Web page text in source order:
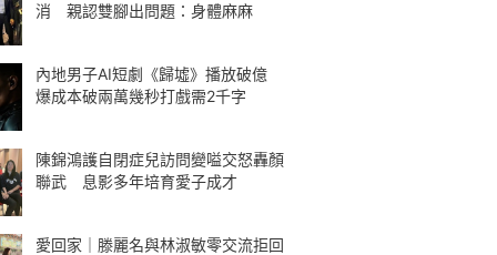
消 親認雙腳出問題：身體麻麻
內地男子AI短劇《歸墟》播放破億
爆成本破兩萬幾秒打戲需2千字
陳錦鴻護自閉症兒訪問變嗌交怒轟顏
聯武 息影多年培育愛子成才
愛回家｜滕麗名與林淑敏零交流拒回